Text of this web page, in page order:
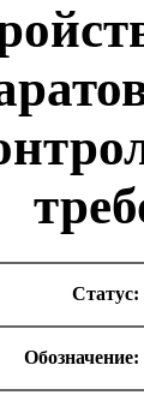
Статус:
Обозначение: